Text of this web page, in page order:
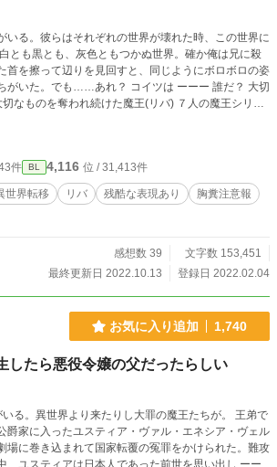
いる。彼らはそれぞれの世界が壊れた時、この世界に
を擦って辺りを見回すと、同じようにボロボロの姿
あれ？ コイツは ーーー 誰だ？ 大切
を奪われ続けた魔王(リバ) ７人の魔王シリー
サイドストーリー多めで異世界滅亡までの1000年を
も》のストーリーもちょこちょこ出ます。最後の伏線
ATTENTION **************
介とネ
人道に反する残酷な表現があり
うに、これは『神々が統治した世界が滅びる物語』で
生存競争の話です。 ＊コメントは返せませ
から認証しています(*´ω｀*)
件 BL 4,116 位 / 31,413件
世界転移 リバ 残酷な表現あり
胸糞注意報
感想数 39
文字数 153,451
最終更新日 2022.10.13
登録日 2022.02.04
お気に入り追加 1,740
したら悪役令嬢の父だったらしい
。異世界より来たりし大罪の魔王たちが。 王弟で
爵家に入ったユスティア・ヴァル・エネシア・ヴェル
場に巻き込まれて国家転覆の冤罪をかけられた。難攻
、ユスティアは日本人であった前世を思い出し ーー